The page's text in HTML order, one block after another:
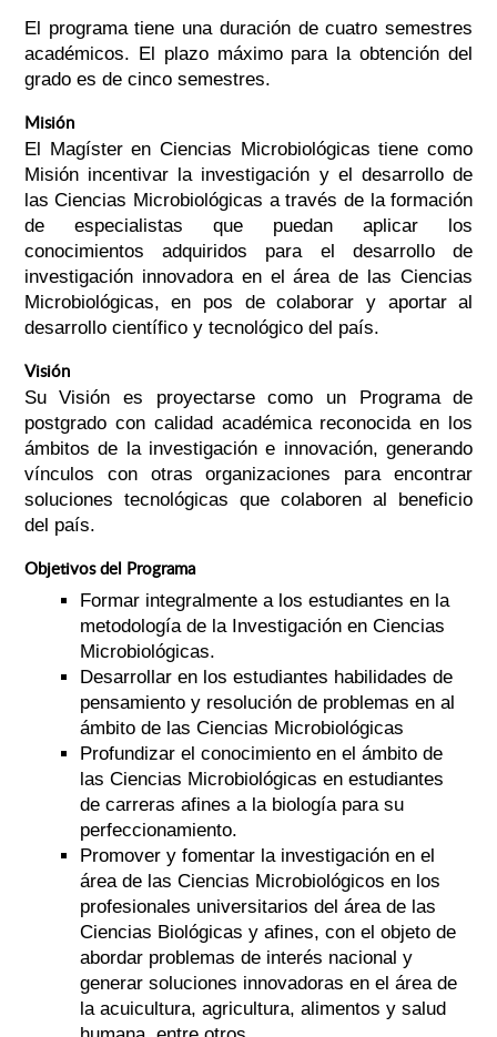
El programa tiene una duración de cuatro semestres
académicos. El plazo máximo para la obtención del
grado es de cinco semestres.
Misión
El Magíster en Ciencias Microbiológicas tiene como
Misión incentivar la investigación y el desarrollo de
las Ciencias Microbiológicas a través de la formación
de especialistas que puedan aplicar los
conocimientos adquiridos para el desarrollo de
investigación innovadora en el área de las Ciencias
Microbiológicas, en pos de colaborar y aportar al
desarrollo científico y tecnológico del país.
Visión
Su Visión es proyectarse como un Programa de
postgrado con calidad académica reconocida en los
ámbitos de la investigación e innovación, generando
vínculos con otras organizaciones para encontrar
soluciones tecnológicas que colaboren al beneficio
del país.
Objetivos del Programa
Formar integralmente a los estudiantes en la
metodología de la Investigación en Ciencias
Microbiológicas.
Desarrollar en los estudiantes habilidades de
pensamiento y resolución de problemas en al
ámbito de las Ciencias Microbiológicas
Profundizar el conocimiento en el ámbito de
las Ciencias Microbiológicas en estudiantes
de carreras afines a la biología para su
perfeccionamiento.
Promover y fomentar la investigación en el
área de las Ciencias Microbiológicos en los
profesionales universitarios del área de las
Ciencias Biológicas y afines, con el objeto de
abordar problemas de interés nacional y
generar soluciones innovadoras en el área de
la acuicultura, agricultura, alimentos y salud